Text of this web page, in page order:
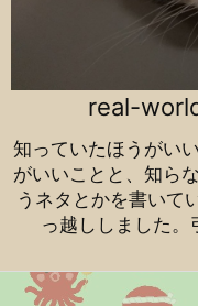
real-
知っていたほうがい
がいいことと、知ら
うネタとかを書いて
っ越ししました。